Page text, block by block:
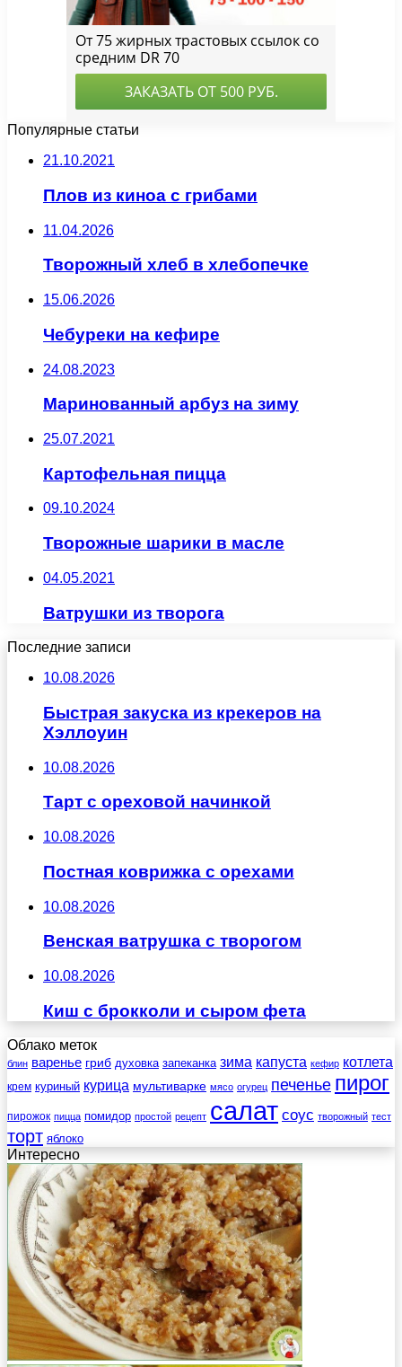
Популярные статьи
21.10.2021
Плов из киноа с грибами
11.04.2026
Творожный хлеб в хлебопечке
15.06.2026
Чебуреки на кефире
24.08.2023
Маринованный арбуз на зиму
25.07.2021
Картофельная пицца
09.10.2024
Творожные шарики в масле
04.05.2021
Ватрушки из творога
Последние записи
10.08.2026
Быстрая закуска из крекеров на
Хэллоуин
10.08.2026
Тарт с ореховой начинкой
10.08.2026
Постная коврижка с орехами
10.08.2026
Венская ватрушка с творогом
10.08.2026
Киш с брокколи и сыром фета
Облако меток
блин варенье гриб духовка запеканка зима капуста кефир котлета
крем куриный курица мультиварке мясо огурец печенье пирог
пирожок пицца помидор простой рецепт салат соус творожный тест
торт яблоко
Интересно